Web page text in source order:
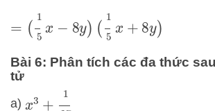
1 5x y)( 1 5x+ )
Bài 6: Phân tích các đa thức
tử
a) 3 + 27